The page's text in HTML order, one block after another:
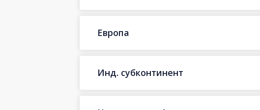
Европа
Инд. субконтинент